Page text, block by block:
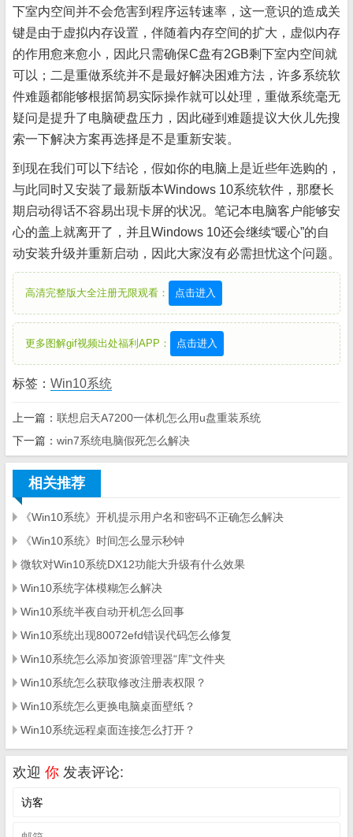
下室内空间并不会危害到程序运转速率，这一意识的造成关
键是由于虚拟内存设置，伴随着内存空间的扩大，虚似内存
的作用愈来愈小，因此只需确保C盘有2GB剩下室内空间就
可以；二是重做系统并不是最好解决困难方法，许多系统软
件难题都能够根据简易实际操作就可以处理，重做系统毫无
疑问是提升了电脑硬盘压力，因此碰到难题提议大伙儿先搜
索一下解决方案再选择是不是重新安装。
到现在我们可以下结论，假如你的电脑上是近些年选购的，
与此同时又安裝了最新版本Windows 10系统软件，那麼长
期启动得话不容易出現卡屏的状况。笔记本电脑客户能够安
心的盖上就离开了，并且Windows 10还会继续“暖心”的自
动安装升级并重新启动，因此大家沒有必需担忧这个问题。
高清完整版大全注册无限观看： 点击进入
更多图解gif视频出处福利APP： 点击进入
标签： Win10系统
上一篇： 联想启天A7200一体机怎么用u盘重装系统
下一篇： win7系统电脑假死怎么解决
相关推荐
《Win10系统》开机提示用户名和密码不正确怎么解决
《Win10系统》时间怎么显示秒钟
微软对Win10系统DX12功能大升级有什么效果
Win10系统字体模糊怎么解决
Win10系统半夜自动开机怎么回事
Win10系统出现80072efd错误代码怎么修复
Win10系统怎么添加资源管理器“库”文件夹
Win10系统怎么获取修改注册表权限？
Win10系统怎么更换电脑桌面壁纸？
Win10系统远程桌面连接怎么打开？
欢迎 你 发表评论: